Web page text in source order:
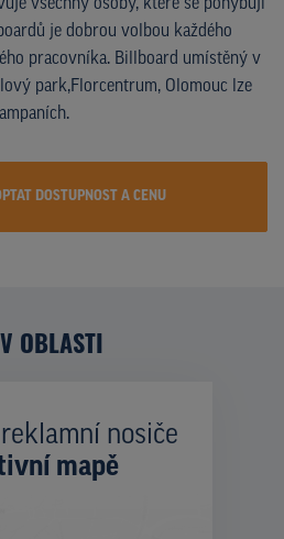
všechny osoby, které se pohybují
je dobrou volbou každého
pracovníka. Billboard umístěný v
park,Florcentrum, Olomouc lze
DOSTUPNOST A CENU
OBLASTI
nosiče
mapě